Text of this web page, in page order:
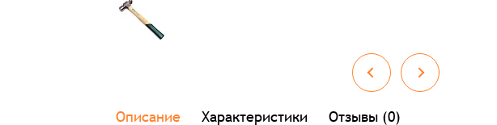
Описание Характеристики Отзывы (0)